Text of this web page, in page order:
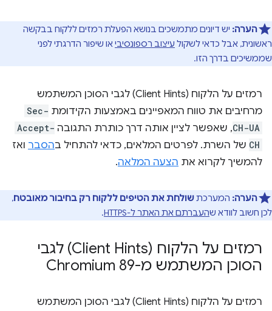
הערה: יש דיונים מתמשכים בנושא הפעלת רמזים ללקוח בבקשה
ראשונית, אבל כדאי לשקול עיצוב רספונסיביאו שיפור הדרגתי לפני
שממשיכים בדרך הזו.
רמזים על הלקוח (Client Hints) לגבי הסוכן המשתמש
מרחיבים את טווח המאפיינים באמצעות הקידומת Sec-
CH-UA, שאפשר לציין אותה דרך כותרת התגובה Accept-
CH של השרת. לפרטים המלאים, כדאי להתחיל בהסבר ואז
להמשיך לקרוא את הצעה המלאה.
הערה: המערכתשולחת את הטיפים ללקוח רק בחיבור מאובטח,
לכן חשוב לוודא שהעברתם את האתר ל-HTTPS .
רמזים על הלקוח (Client Hints) לגבי
הסוכן המשתמש מ-Chromium 89
רמזים על הלקוח (Client Hints) לגבי הסוכן המשתמש